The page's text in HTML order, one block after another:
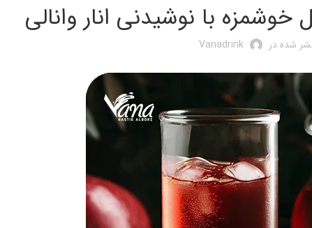
با نوشیدنی انار وانالی
شده در Vanadrink